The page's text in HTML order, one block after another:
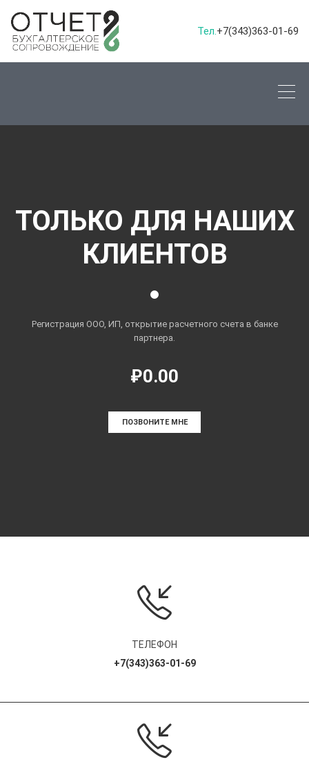
Тел. +7(343)363-01-69
ТОЛЬКО ДЛЯ НАШИХ
КЛИЕНТОВ
Регистрация ООО, ИП, открытие расчетного счета в банке
партнера.
₽0.00
ПОЗВОНИТЕ МНЕ
ТЕЛЕФОН
+7(343)363-01-69